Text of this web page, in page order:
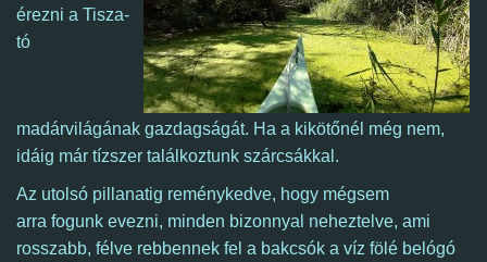
érezni a Tisza-
tó
madárvilágának gazdagságát. Ha a kikötőnél még nem,
idáig már tízszer találkoztunk szárcsákkal.
Az utolsó pillanatig reménykedve, hogy mégsem
arra fogunk evezni, minden bizonnyal neheztelve, ami
rosszabb, félve rebbennek fel a bakcsók a víz fölé belógó